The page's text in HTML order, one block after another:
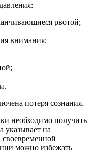
рвотой;
внимания;
потеря сознания.
необходимо получить
указывает на
можно избежать